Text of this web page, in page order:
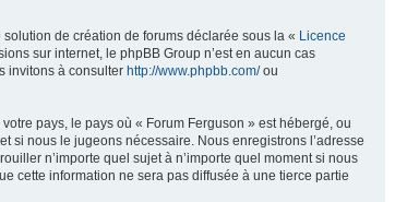
de création de forums déclarée sous la « Licence
sur internet, le phpBB Group n’est en aucun cas
invitons à consulter http://www.phpbb.com/ou
pays, le pays où « Forum Ferguson » est hébergé, ou
si nous le jugeons nécessaire. Nous enregistrons l’adresse
n’importe quel sujet à n’importe quel moment si nous
cette information ne sera pas diffusée à une tierce partie